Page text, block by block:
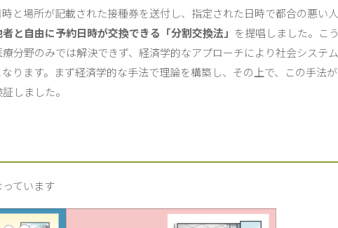
と場所が記載された接種券を送付し、指定された日時で都合の悪い人
と自由に予約日時が交換できる「分割交換法」 を提唱しました。こう
分野のみでは解決できず、経済学的なアプローチにより社会システム
ります。まず経済学的な手法で理論を構築し、その上で、この手法が
しました。
ています